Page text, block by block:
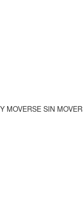
MOVERSE SIN